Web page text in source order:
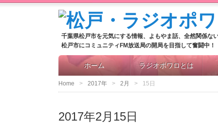
千葉県松戸市を元気にする情報、よもやま話、全然関係な
松戸市にコミュニティFM放送局の開局を目指して奮闘中！
ホーム ラジオポワロとは
Home 2017年 2月 15日
2017年2月15日